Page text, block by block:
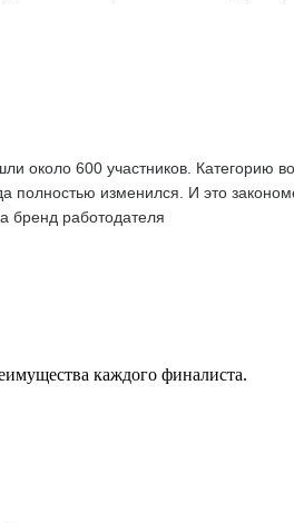
около 600 участников. Категорию
полностью изменился. И это
бренд работодателя
каждого финалиста.